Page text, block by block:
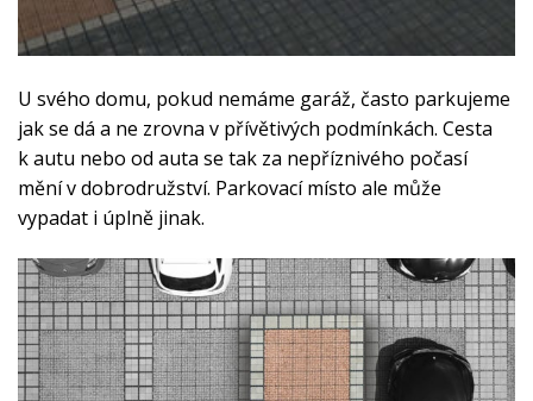
U svého domu, pokud nemáme garáž, často parkujeme
jak se dá a ne zrovna v přívětivých podmínkách. Cesta
k autu nebo od auta se tak za nepříznivého počasí
mění v dobrodružství. Parkovací místo ale může
vypadat i úplně jinak.